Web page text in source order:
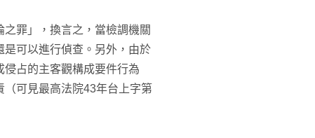
罪」，換言之，當檢調機關
可以進行偵查。另外，由於
占的主客觀構成要件行為
可見最高法院43年台上字第